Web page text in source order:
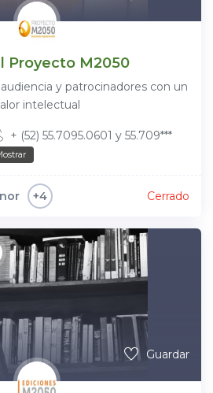
Proyecto M2050
y patrocinadores con un
intelectual
+ (52) 55.7095.0601 y 55.709***
+4 Cerrado
Guardar